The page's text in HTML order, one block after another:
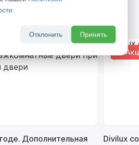
Дополнительная
%
Divilux
Отклонить Принять